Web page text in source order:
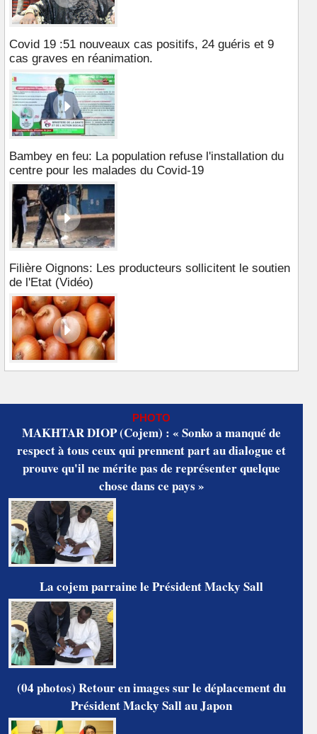
Covid 19 :51 nouveaux cas positifs, 24 guéris et 9
cas graves en réanimation.
Bambey en feu: La population refuse l'installation du
centre pour les malades du Covid-19
Filière Oignons: Les producteurs sollicitent le soutien
de l'Etat (Vidéo)
PHOTO
MAKHTAR DIOP (Cojem) : « Sonko a manqué de
respect à tous ceux qui prennent part au dialogue et
prouve qu'il ne mérite pas de représenter quelque
chose dans ce pays »
La cojem parraine le Président Macky Sall
(04 photos) Retour en images sur le déplacement du
Président Macky Sall au Japon